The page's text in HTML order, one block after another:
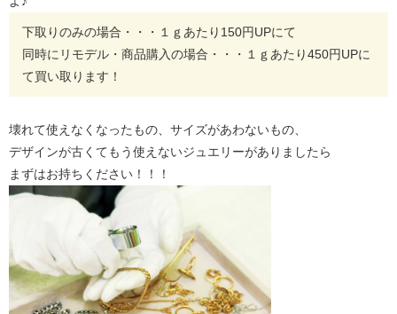
下取りのみの場合・・・１ｇあたり150円UPにて
同時にリモデル・商品購入の場合・・・１ｇあたり450円UPに
て買い取ります！
壊れて使えなくなったもの、サイズがあわないもの、
デザインが古くてもう使えないジュエリーがありましたら
まずはお持ちください！！！